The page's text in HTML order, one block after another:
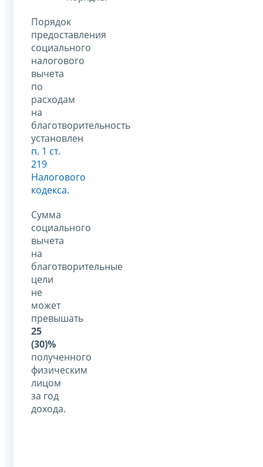
Порядок
предоставления
социального
налогового
вычета
по
расходам
на
благотворительность
установлен
п. 1 ст.
219
Налогового
кодекса.
Сумма
социального
вычета
на
благотворительные
цели
не
может
превышать
25
(30)%
полученного
физическим
лицом
за год
дохода.